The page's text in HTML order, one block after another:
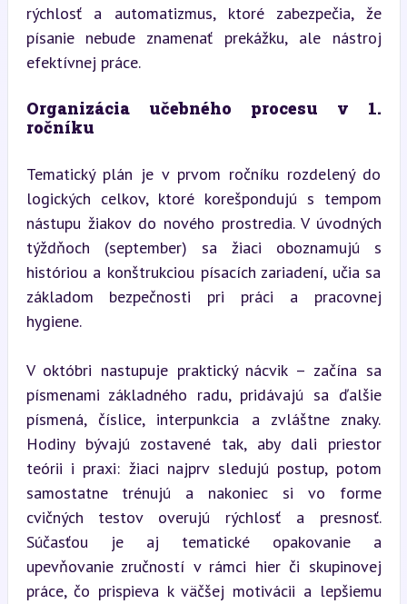
rýchlosť a automatizmus, ktoré zabezpečia, že
písanie nebude znamenať prekážku, ale nástroj
efektívnej práce.
Organizácia učebného procesu v 1.
ročníku
Tematický plán je v prvom ročníku rozdelený do
logických celkov, ktoré korešpondujú s tempom
nástupu žiakov do nového prostredia. V úvodných
týždňoch (september) sa žiaci oboznamujú s
históriou a konštrukciou písacích zariadení, učia sa
základom bezpečnosti pri práci a pracovnej
hygiene.
V októbri nastupuje praktický nácvik – začína sa
písmenami základného radu, pridávajú sa ďalšie
písmená, číslice, interpunkcia a zvláštne znaky.
Hodiny bývajú zostavené tak, aby dali priestor
teórii i praxi: žiaci najprv sledujú postup, potom
samostatne trénujú a nakoniec si vo forme
cvičných testov overujú rýchlosť a presnosť.
Súčasťou je aj tematické opakovanie a
upevňovanie zručností v rámci hier či skupinovej
práce, čo prispieva k väčšej motivácii a lepšiemu